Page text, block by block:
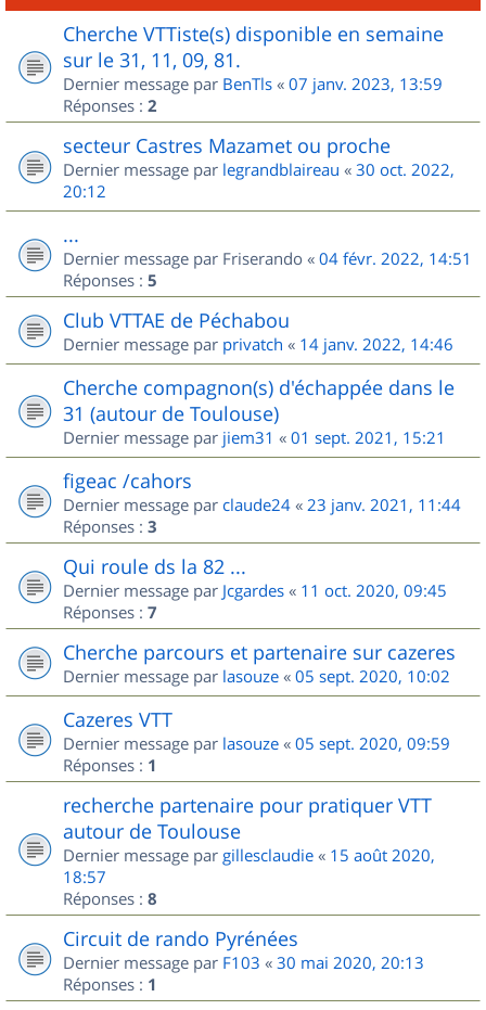
Cherche VTTiste(s) disponible en semaine
sur le 31, 11, 09, 81.
Dernier message par BenTls « 07 janv. 2023, 13:59
Réponses : 2
secteur Castres Mazamet ou proche
Dernier message par legrandblaireau « 30 oct. 2022,
20:12
...
Dernier message par Friserando « 04 févr. 2022, 14:51
Réponses : 5
Club VTTAE de Péchabou
Dernier message par privatch « 14 janv. 2022, 14:46
Cherche compagnon(s) d'échappée dans le
31 (autour de Toulouse)
Dernier message par jiem31 « 01 sept. 2021, 15:21
figeac /cahors
Dernier message par claude24 « 23 janv. 2021, 11:44
Réponses : 3
Qui roule ds la 82 ...
Dernier message par Jcgardes « 11 oct. 2020, 09:45
Réponses : 7
Cherche parcours et partenaire sur cazeres
Dernier message par lasouze « 05 sept. 2020, 10:02
Cazeres VTT
Dernier message par lasouze « 05 sept. 2020, 09:59
Réponses : 1
recherche partenaire pour pratiquer VTT
autour de Toulouse
Dernier message par gillesclaudie « 15 août 2020,
18:57
Réponses : 8
Circuit de rando Pyrénées
Dernier message par F103 « 30 mai 2020, 20:13
Réponses : 1